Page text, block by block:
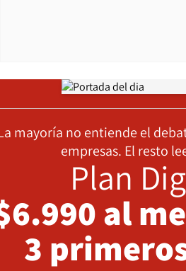
Opens
mayoría no entiende el
empresas. El resto
Plan
al
3